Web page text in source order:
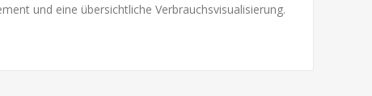
und eine übersichtliche Verbrauchsvisualisierung.